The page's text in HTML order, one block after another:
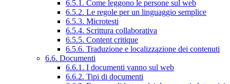
6.5.1. Come leggono le persone sul web
6.5.2. Le regole per un linguaggio semplice
6.5.3. Microtesti
6.5.4. Scrittura collaborativa
6.5.5. Content critique
6.5.6. Traduzione e localizzazione dei contenuti
6.6. Documenti
6.6.1. I documenti vanno sul web
6.6.2. Tipi di documenti